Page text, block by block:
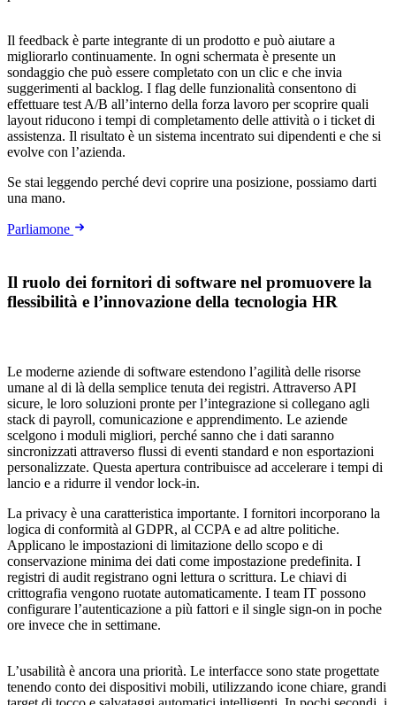
Il feedback è parte integrante di un prodotto e può aiutare a
migliorarlo continuamente. In ogni schermata è presente un
sondaggio che può essere completato con un clic e che invia
suggerimenti al backlog. I flag delle funzionalità consentono di
effettuare test A/B all’interno della forza lavoro per scoprire quali
layout riducono i tempi di completamento delle attività o i ticket di
assistenza. Il risultato è un sistema incentrato sui dipendenti e che si
evolve con l’azienda.
Se stai leggendo perché devi coprire una posizione, possiamo darti
una mano.
Parliamone
Il ruolo dei fornitori di software nel promuovere la
flessibilità e l’innovazione della tecnologia HR
Le moderne aziende di software estendono l’agilità delle risorse
umane al di là della semplice tenuta dei registri. Attraverso API
sicure, le loro soluzioni pronte per l’integrazione si collegano agli
stack di payroll, comunicazione e apprendimento. Le aziende
scelgono i moduli migliori, perché sanno che i dati saranno
sincronizzati attraverso flussi di eventi standard e non esportazioni
personalizzate. Questa apertura contribuisce ad accelerare i tempi di
lancio e a ridurre il vendor lock-in.
La privacy è una caratteristica importante. I fornitori incorporano la
logica di conformità al GDPR, al CCPA e ad altre politiche.
Applicano le impostazioni di limitazione dello scopo e di
conservazione minima dei dati come impostazione predefinita. I
registri di audit registrano ogni lettura o scrittura. Le chiavi di
crittografia vengono ruotate automaticamente. I team IT possono
configurare l’autenticazione a più fattori e il single sign-on in poche
ore invece che in settimane.
L’usabilità è ancora una priorità. Le interfacce sono state progettate
tenendo conto dei dispositivi mobili, utilizzando icone chiare, grandi